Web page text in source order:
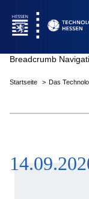
Das
Breadcrumb
Startseite Das